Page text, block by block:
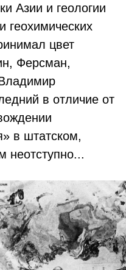
Азии и геологии
геохимических
цвет
Ферсман,
в отличие от
в штатском,
неотступно...